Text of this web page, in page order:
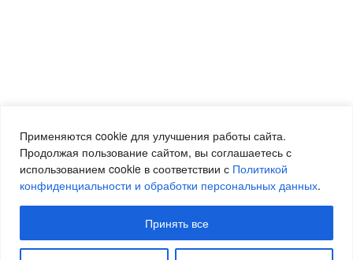
Применяются cookie для улучшения работы сайта.
Продолжая пользование сайтом, вы соглашаетесь с
использованием cookie в соответствии с Политикой
конфиденциальности и обработки персональных данных.
Принять все